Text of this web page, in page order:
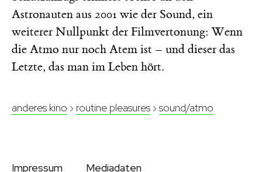
Astronauten aus 2001 wie der Sound, ein
weiterer Nullpunkt der Filmvertonung: Wenn
die Atmo nur noch Atem ist – und dieser das
Letzte, das man im Leben hört.
anderes kino › routine pleasures › sound/atmo
Impressum Mediadaten